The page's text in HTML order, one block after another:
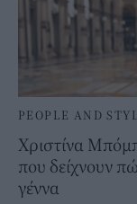
PEOPLE AND
Χριστίνα
που δείχνουν
γέννα